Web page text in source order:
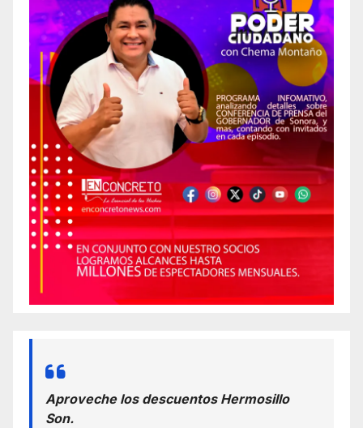
Aproveche los descuentos Hermosillo
Son.